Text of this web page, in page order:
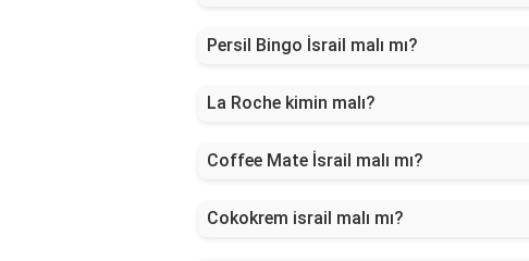
Persil Bingo İsrail malı mı?
La Roche kimin malı?
Coffee Mate İsrail malı mı?
Cokokrem israil malı mı?